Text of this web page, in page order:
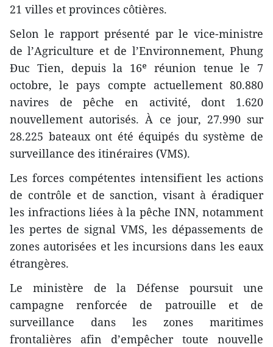
21 villes et provinces côtières.
Selon le rapport présenté par le vice-ministre
de l’Agriculture et de l’Environnement, Phung
Đuc Tien, depuis la 16ᵉ réunion tenue le 7
octobre, le pays compte actuellement 80.880
navires de pêche en activité, dont 1.620
nouvellement autorisés. À ce jour, 27.990 sur
28.225 bateaux ont été équipés du système de
surveillance des itinéraires (VMS).
Les forces compétentes intensifient les actions
de contrôle et de sanction, visant à éradiquer
les infractions liées à la pêche INN, notamment
les pertes de signal VMS, les dépassements de
zones autorisées et les incursions dans les eaux
étrangères.
Le ministère de la Défense poursuit une
campagne renforcée de patrouille et de
surveillance dans les zones maritimes
frontalières afin d’empêcher toute nouvelle